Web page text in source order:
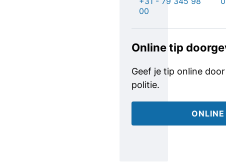
00
Online tip
Geef je tip online
politie.